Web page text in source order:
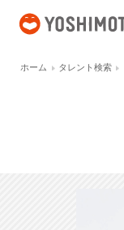
ホーム タレント検索